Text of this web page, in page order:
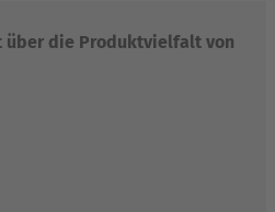
über die Produktvielfalt von